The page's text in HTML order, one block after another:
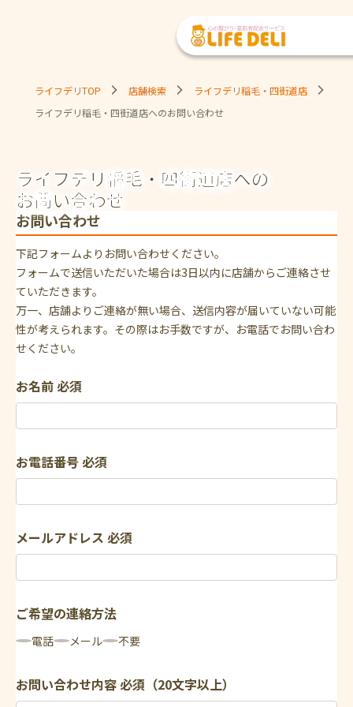
ライフデリTOP 店舗検索
ライフデリ稲毛・四街道店
ライフデリ稲毛・四街道店へのお問い合わせ
ライフデリ稲毛・四街道店への
お問い合わせ
お問い合わせ
下記フォームよりお問い合わせください。
フォームで送信いただいた場合は3日以内に店舗からご連絡させ
ていただきます。
万一、店舗よりご連絡が無い場合、送信内容が届いていない可能
性が考えられます。その際はお手数ですが、お電話でお問い合わ
せください。
お名前必須
お電話番号必須
メールアドレス 必須
ご希望の連絡方法
電話 メール 不要
お問い合わせ内容必須（20文字以上）